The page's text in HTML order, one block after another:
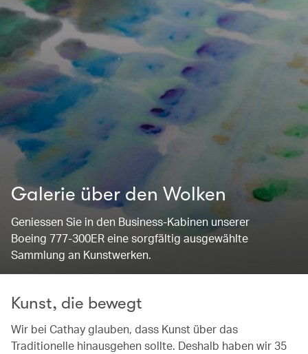
Galerie über den Wolken
Geniessen Sie in den Business-Kabinen unserer
Boeing 777-300ER eine sorgfältig ausgewählte
Sammlung an Kunstwerken.
Kunst, die bewegt
Wir bei Cathay glauben, dass Kunst über das
Traditionelle hinausgehen sollte. Deshalb haben wir 35